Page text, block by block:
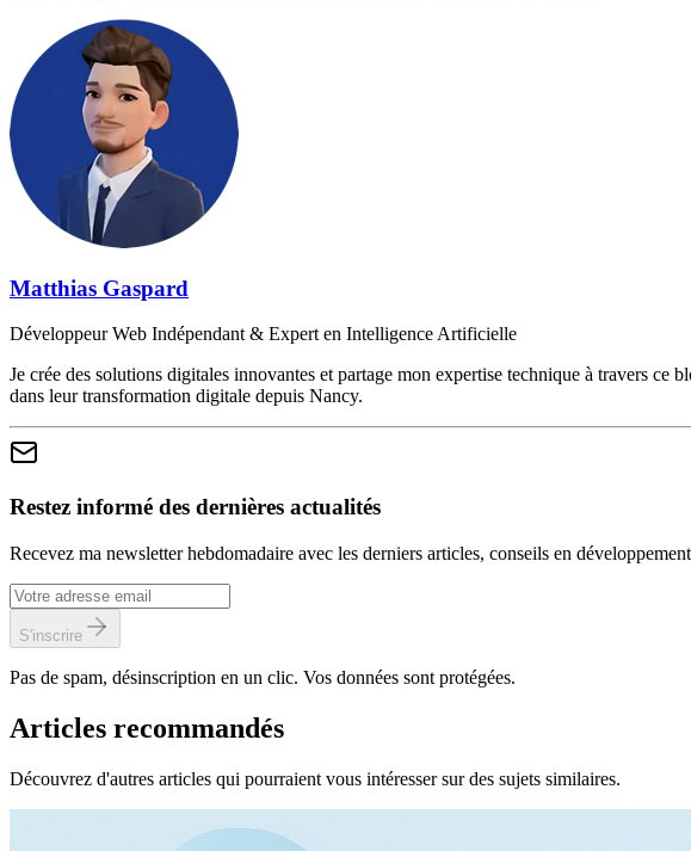
Matthias Gaspard
Développeur Web Indépendant & Expert en Intelligence Artificielle
Je crée des solutions digitales innovantes et partage mon expertise technique à travers
dans leur transformation digitale depuis Nancy.
Restez informé des dernières actualités
Recevez ma newsletter hebdomadaire avec les derniers articles, conseils en
S'inscrire
Pas de spam, désinscription en un clic. Vos données sont protégées.
Articles recommandés
Découvrez d'autres articles qui pourraient vous intéresser sur des sujets similaires.